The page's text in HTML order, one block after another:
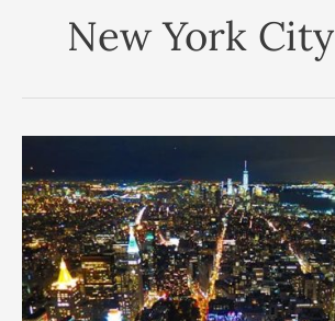
New York City